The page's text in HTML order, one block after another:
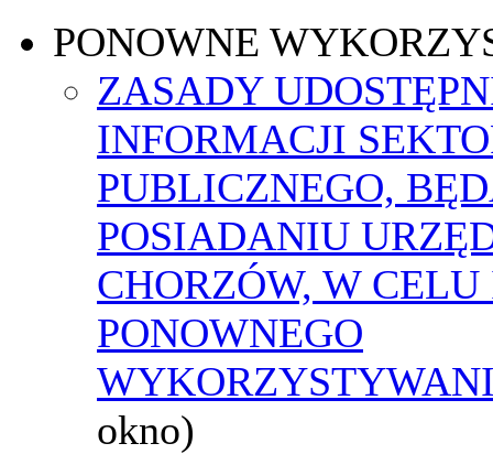
PONOWNE
ZASADY
INFORMACJI
PUBLICZNEGO,
POSIADANIU
CHORZÓW, W
PONOWNEGO
okno)